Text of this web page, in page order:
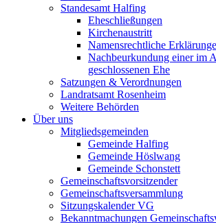
Standesamt Halfing
Eheschließungen
Kirchenaustritt
Namensrechtliche
Nachbeurkundung einer im
geschlossenen Ehe
Satzungen & Verordnungen
Landratsamt Rosenheim
Weitere Behörden
Über uns
Mitgliedsgemeinden
Gemeinde Halfing
Gemeinde Höslwang
Gemeinde Schonstett
Gemeinschaftsvorsitzender
Gemeinschaftsversammlung
Sitzungskalender VG
Bekanntmachungen